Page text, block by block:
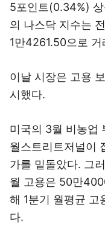
5포인트(0.34%)
의 나스닥 지수는
1만4261.50으로
이날 시장은 고용
시했다.
미국의 3월 비농업
월스트리트저널이
가를 밑돌았다. 그
월 고용은 50만
해 1분기 월평균
다.